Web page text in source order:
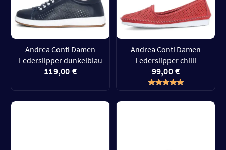
Andrea Conti Damen
Lederslipper dunkelblau
119,00 €
Andrea Conti Damen
Lederslipper chilli
99,00 €